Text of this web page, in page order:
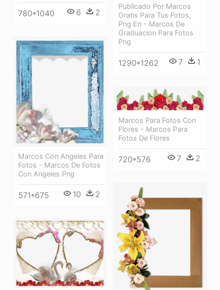
780*1040 6 2
Publicado Por Marcos
Gratis Para Tus Fotos,
Png En - Marcos De
Graduacion Para Fotos
Png
1290*1262 7 1
Marcos Con Angeles Para
Fotos - Marcos De Fotos
Con Angeles Png
571*675 10 2
Marcos Para Fotos Con
Flores - Marcos Para
Fotos De Flores
720*576 7 2